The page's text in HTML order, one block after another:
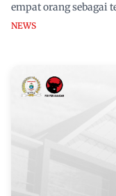
empat orang sebagai
NEWS